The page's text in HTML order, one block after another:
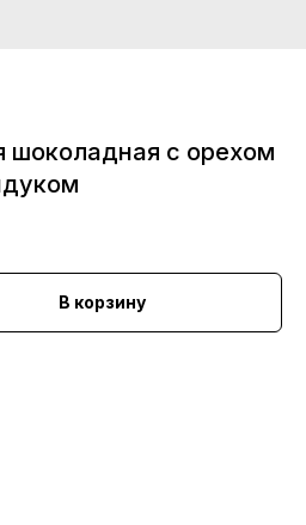
шоколадная с орехом
В корзину